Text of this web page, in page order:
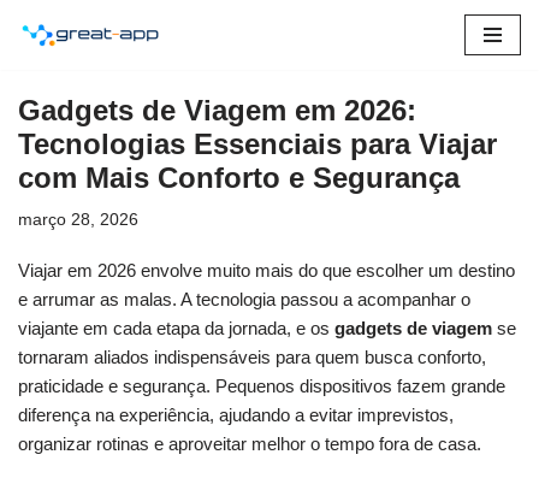
o
conteúdo
Gadgets de Viagem em 2026:
Tecnologias Essenciais para Viajar
com Mais Conforto e Segurança
março 28, 2026
Viajar em 2026 envolve muito mais do que escolher um destino
e arrumar as malas. A tecnologia passou a acompanhar o
viajante em cada etapa da jornada, e os gadgets de viagem se
tornaram aliados indispensáveis para quem busca conforto,
praticidade e segurança. Pequenos dispositivos fazem grande
diferença na experiência, ajudando a evitar imprevistos,
organizar rotinas e aproveitar melhor o tempo fora de casa.